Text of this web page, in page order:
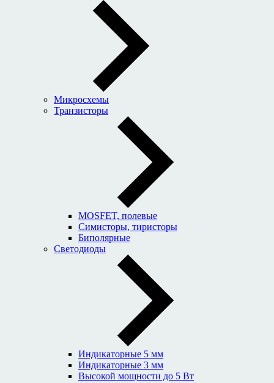
Микросхемы
Транзисторы
MOSFET, полевые
Симисторы, тиристоры
Биполярные
Светодиоды
Индикаторные 5 мм
Индикаторные 3 мм
Высокой мощности до 5 Вт